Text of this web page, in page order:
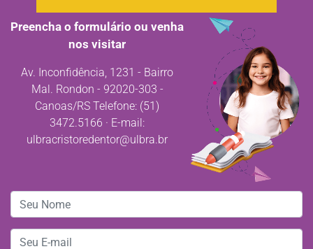
Preencha o formulário ou venha
nos visitar
Av. Inconfidência, 1231 - Bairro
Mal. Rondon - 92020-303 -
Canoas/RS Telefone: (51)
3472.5166 · E-mail:
ulbracristoredentor@ulbra.br